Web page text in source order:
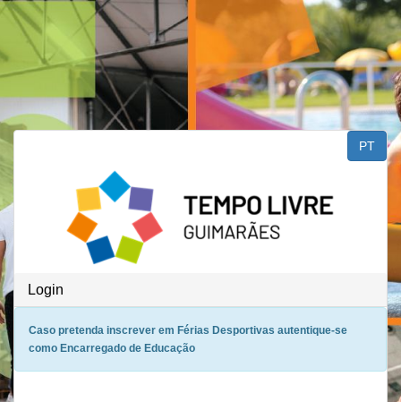
Saltar para o conteúdo
PT
Login
Caso pretenda inscrever em Férias Desportivas autentique-se
como Encarregado de Educação